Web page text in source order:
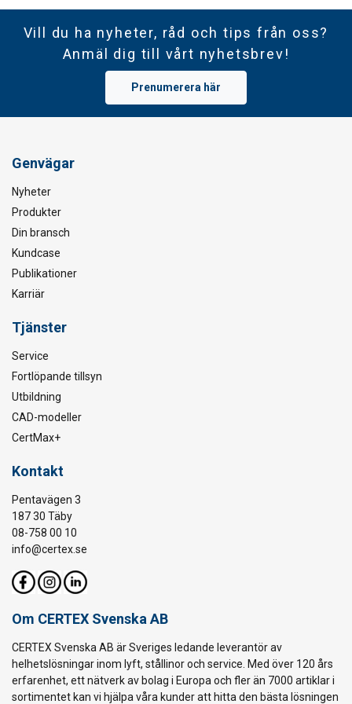
Vill du ha nyheter, råd och tips från oss?
Anmäl dig till vårt nyhetsbrev!
Prenumerera här
Genvägar
Nyheter
Produkter
Din bransch
Kundcase
Publikationer
Karriär
Tjänster
Service
Fortlöpande tillsyn
Utbildning
CAD-modeller
CertMax+
Kontakt
Pentavägen 3
187 30 Täby
08-758 00 10
info@certex.se
Om CERTEX Svenska AB
CERTEX Svenska AB är Sveriges ledande leverantör av
helhetslösningar inom lyft, stållinor och service. Med över 120 års
erfarenhet, ett nätverk av bolag i Europa och fler än 7000 artiklar i
sortimentet kan vi hjälpa våra kunder att hitta den bästa lösningen
Strikt
Prestanda Inriktning